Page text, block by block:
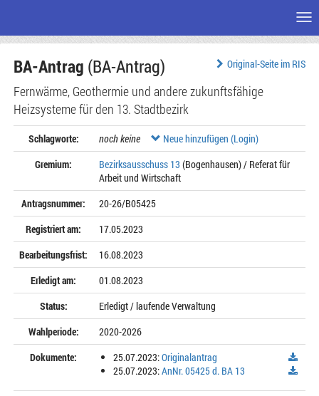
Seiteninhalt
Original-Seite im RIS
BA-Antrag (BA-Antrag)
Fernwärme, Geothermie und andere zukunftsfähige
Heizsysteme für den 13. Stadtbezirk
Schlagworte: noch keine
Neue hinzufügen (Login)
Gremium:
Bezirksausschuss 13 (Bogenhausen) / Referat für
Arbeit und Wirtschaft
Antragsnummer:
20-26/B05425
Registriert am:
17.05.2023
Bearbeitungsfrist:
16.08.2023
Erledigt am:
01.08.2023
Status:
Erledigt / laufende Verwaltung
Wahlperiode:
2020-2026
Dokumente:
25.07.2023:Originalantrag
25.07.2023:AnNr. 05425 d. BA 13